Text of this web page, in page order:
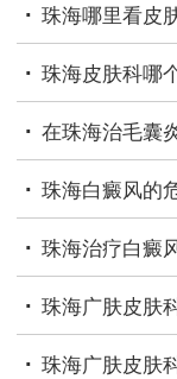
· 珠海哪里看皮
· 珠海皮肤科哪
· 在珠海治毛囊
· 珠海白癜风的
· 珠海治疗白癜
· 珠海广肤皮肤
· 珠海广肤皮肤